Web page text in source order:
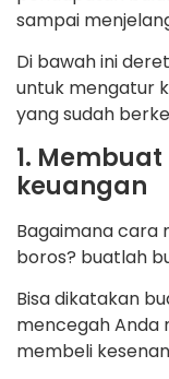
sampai
Di bawah ini
untuk mengatur
yang sudah
1.
keuangan
Bagaimana cara
boros? buatlah
Bisa dikatakan
mencegah Anda
membeli